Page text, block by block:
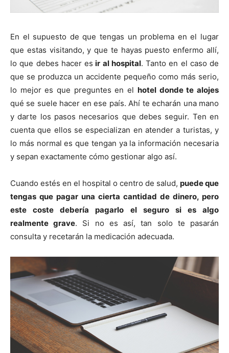
En el supuesto de que tengas un problema en el lugar
que estas visitando, y que te hayas puesto enfermo allí,
lo que debes hacer es ir al hospital. Tanto en el caso de
que se produzca un accidente pequeño como más serio,
lo mejor es que preguntes en el hotel donde te alojes
qué se suele hacer en ese país. Ahí te echarán una mano
y darte los pasos necesarios que debes seguir. Ten en
cuenta que ellos se especializan en atender a turistas, y
lo más normal es que tengan ya la información necesaria
y sepan exactamente cómo gestionar algo así.
Cuando estés en el hospital o centro de salud, puede que
tengas que pagar una cierta cantidad de dinero, pero
este coste debería pagarlo el seguro si es algo
realmente grave. Si no es así, tan solo te pasarán
consulta y recetarán la medicación adecuada.